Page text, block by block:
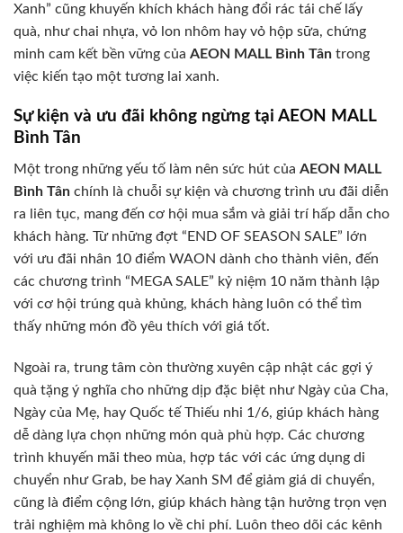
Xanh” cũng khuyến khích khách hàng đổi rác tái chế lấy
quà, như chai nhựa, vỏ lon nhôm hay vỏ hộp sữa, chứng
minh cam kết bền vững của AEON MALL Bình Tân trong
việc kiến tạo một tương lai xanh.
Sự kiện và ưu đãi không ngừng tại AEON MALL
Bình Tân
Một trong những yếu tố làm nên sức hút của AEON MALL
Bình Tân chính là chuỗi sự kiện và chương trình ưu đãi diễn
ra liên tục, mang đến cơ hội mua sắm và giải trí hấp dẫn cho
khách hàng. Từ những đợt “END OF SEASON SALE” lớn
với ưu đãi nhân 10 điểm WAON dành cho thành viên, đến
các chương trình “MEGA SALE” kỷ niệm 10 năm thành lập
với cơ hội trúng quà khủng, khách hàng luôn có thể tìm
thấy những món đồ yêu thích với giá tốt.
Ngoài ra, trung tâm còn thường xuyên cập nhật các gợi ý
quà tặng ý nghĩa cho những dịp đặc biệt như Ngày của Cha,
Ngày của Mẹ, hay Quốc tế Thiếu nhi 1/6, giúp khách hàng
dễ dàng lựa chọn những món quà phù hợp. Các chương
trình khuyến mãi theo mùa, hợp tác với các ứng dụng di
chuyển như Grab, be hay Xanh SM để giảm giá di chuyển,
cũng là điểm cộng lớn, giúp khách hàng tận hưởng trọn vẹn
trải nghiệm mà không lo về chi phí. Luôn theo dõi các kênh